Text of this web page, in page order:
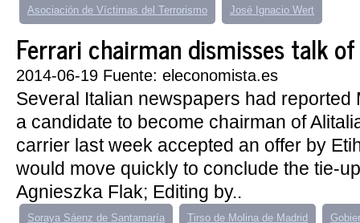
Asociación de Víctimas del Terrorismo José Ignacio Wert
Ferrari chairman dismisses talk
2014-06-19 Fuente: eleconomista.es
Several Italian newspapers had reported
a candidate to become chairman of
carrier last week accepted an offer by
would move quickly to conclude the tie-
Agnieszka Flak; Editing by..
Soraya Sáenz de Santamaría Tirso de Molina de Madrid